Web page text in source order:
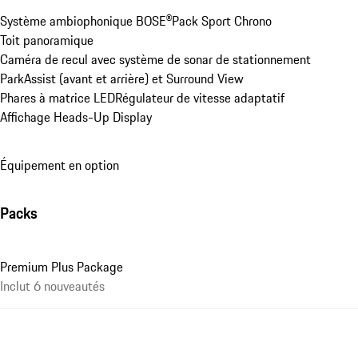
Système ambiophonique BOSE®Pack Sport Chrono
Toit panoramique
Caméra de recul avec système de sonar de stationnement
ParkAssist (avant et arrière) et Surround View
Phares à matrice LEDRégulateur de vitesse adaptatif
Affichage Heads-Up Display
Équipement en option
Packs
Premium Plus Package
Inclut 6 nouveautés